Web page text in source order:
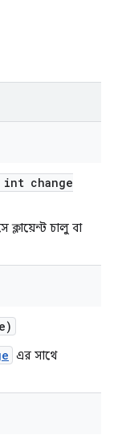
int change
ক্লায়েন্ট চালু বা
এর সাথে